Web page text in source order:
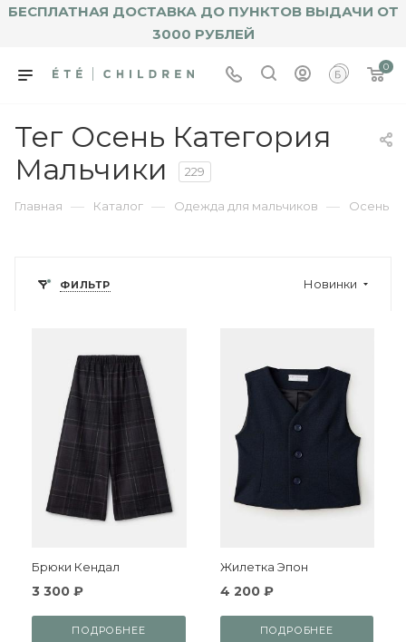
БЕСПЛАТНАЯ ДОСТАВКА ДО ПУНКТОВ ВЫДАЧИ ОТ
3000 РУБЛЕЙ
0
Тег Осень Категория
Мальчики
229
Главная — Каталог — Одежда для мальчиков — Осень
ФИЛЬТР Новинки
Брюки Кендал
3 300 ₽
ПОДРОБНЕЕ
Жилетка Эпон
4 200 ₽
ПОДРОБНЕЕ